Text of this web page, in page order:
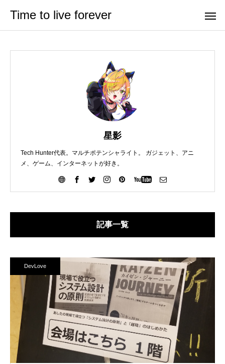
Time to live forever
星影
Tech Hunter代表。マルチポテンシャライト。 ガジェット、アニ
メ、ゲーム、インターネットが好き。
記事一覧
DevLove